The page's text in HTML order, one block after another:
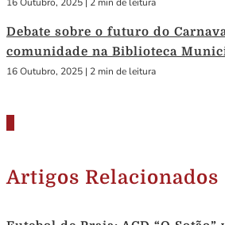
Debate sobre o futuro do
comunidade na Biblioteca
16 Outubro, 2025 | 2 min de leitura
Artigos Relacionados